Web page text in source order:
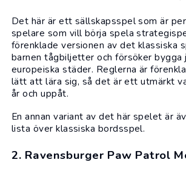
Det här är ett sällskapsspelsom är
spelare som vill börja spela
förenklade versionen av det klassiska
barnen tågbiljetter och försöker bygga
europeiska städer. Reglerna är
lätt att lära sig, så det är ett utmärkt
år och uppåt.
En annan variant av det här spelet är
lista över klassiska bordsspel.
2. Ravensburger Paw Patrol